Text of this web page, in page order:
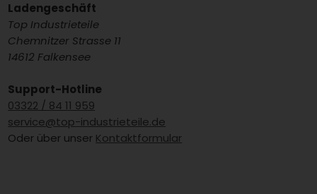
Ladengeschäft
Top Industrieteile
Chemnitzer Strasse 11
14612 Falkensee
Support-Hotline
03322 / 84 11 959
service@top-industrieteile.de
Oder über unser Kontaktformular